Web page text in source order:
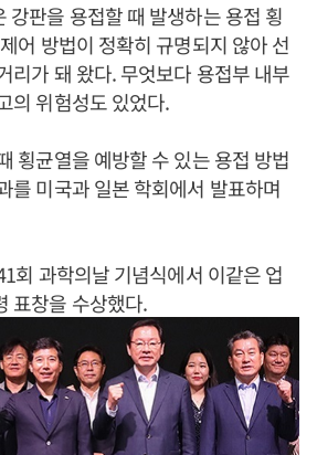
판을 용접할 때 발생하는 용접 횡
어 방법이 정확히 규명되지 않아 선
리가 돼 왔다. 무엇보다 용접부 내부
의 위험성도 있었다.
횡균열을 예방할 수 있는 용접 방법
를 미국과 일본 학회에서 발표하며
회 과학의날 기념식에서 이같은 업
표창을 수상했다.